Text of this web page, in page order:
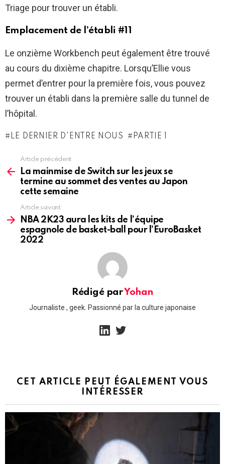
Triage pour trouver un établi.
Emplacement de l’établi #11
Le onzième Workbench peut également être trouvé
au cours du dixième chapitre. Lorsqu’Ellie vous
permet d’entrer pour la première fois, vous pouvez
trouver un établi dans la première salle du tunnel de
l’hôpital.
LE DERNIER D'ENTRE NOUS PARTIE 1
more
Article précédent
La mainmise de Switch sur les jeux se
termine au sommet des ventes au Japon
cette semaine
Article suivant
NBA 2K23 aura les kits de l’équipe
espagnole de basket-ball pour l’EuroBasket
2022
Rédigé parYohan
Journaliste , geek. Passionné par la culture japonaise
linkedin
CET ARTICLE PEUT ÉGALEMENT VOUS
INTÉRESSER